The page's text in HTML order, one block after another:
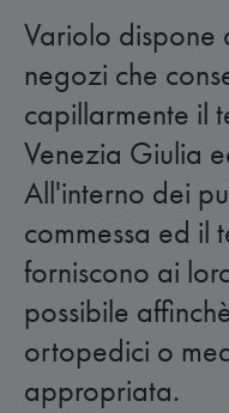
Variolo dispone
negozi che
capillarmente il
Venezia Giulia
All'interno dei
commessa ed il
forniscono ai
possibile
ortopedici o
appropriata.